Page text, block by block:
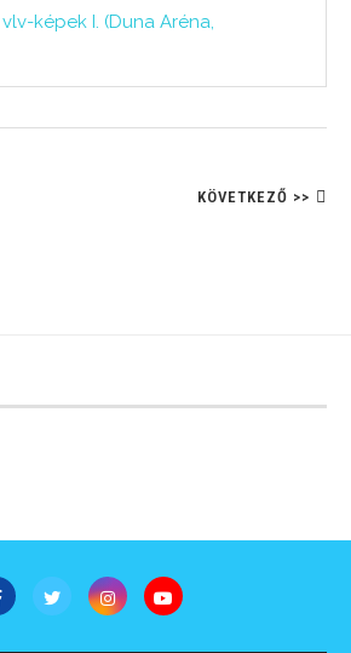
képek I. (Duna Aréna,
KÖVETKEZŐ >>